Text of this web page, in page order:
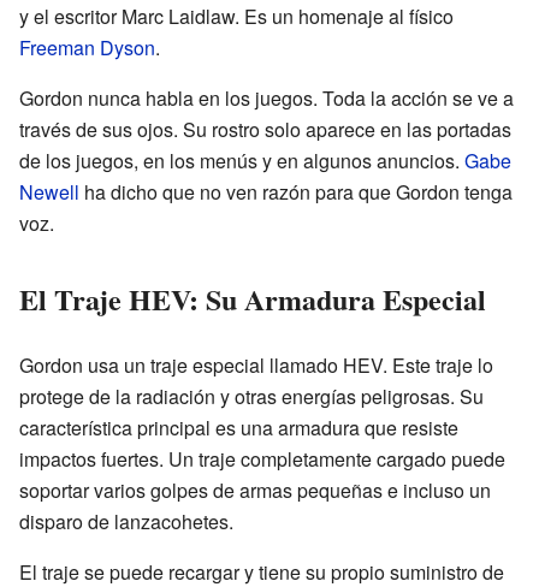
y el escritor Marc Laidlaw. Es un homenaje al físico
Freeman Dyson.
Gordon nunca habla en los juegos. Toda la acción se ve a
través de sus ojos. Su rostro solo aparece en las portadas
de los juegos, en los menús y en algunos anuncios. Gabe
Newell ha dicho que no ven razón para que Gordon tenga
voz.
El Traje HEV: Su Armadura Especial
Gordon usa un traje especial llamado HEV. Este traje lo
protege de la radiación y otras energías peligrosas. Su
característica principal es una armadura que resiste
impactos fuertes. Un traje completamente cargado puede
soportar varios golpes de armas pequeñas e incluso un
disparo de lanzacohetes.
El traje se puede recargar y tiene su propio suministro de